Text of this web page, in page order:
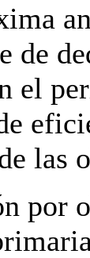
de
el
las
por